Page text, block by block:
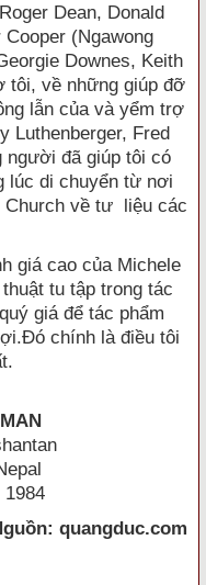
Dean, Donald
(Ngawong
Downes, Keith
tôi, về những giúp đỡ
lẫn của và yểm trợ
Luthenberger, Fred
người đã giúp tôi có
lúc di chuyển từ nơi
Church về tư liệu các
giá cao của Michele
tu tập trong tác
giá để tác phẩm
chính là điều tôi
1984
quangduc.com